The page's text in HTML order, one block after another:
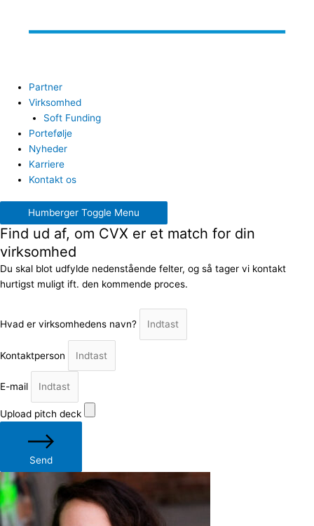
Partner
Virksomhed
Soft Funding
Portefølje
Nyheder
Karriere
Kontakt os
Humberger Toggle Menu
Find ud af, om CVX er et match for din
virksomhed
Du skal blot udfylde nedenstående felter, og så tager vi kontakt
hurtigst muligt ift. den kommende proces.
Hvad er virksomhedens navn?
Kontaktperson
E-mail
Upload pitch deck
Send